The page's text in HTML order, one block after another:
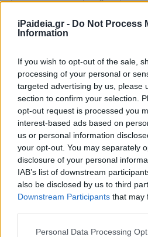
iPaideia.gr - Do Not Process
Information
If you wish to opt-out of the sale,
processing of your personal or
targeted advertising by us, please
section to confirm your selection.
opt-out request is processed you
interest-based ads based on
us or personal information
your opt-out. You may separately
disclosure of your personal
IAB’s list of downstream
also be disclosed by us to third
Downstream Participants that may
Please note that this website/app
Personal Data Processing
άμεσα προσωπικό
υπηρεσία μας .